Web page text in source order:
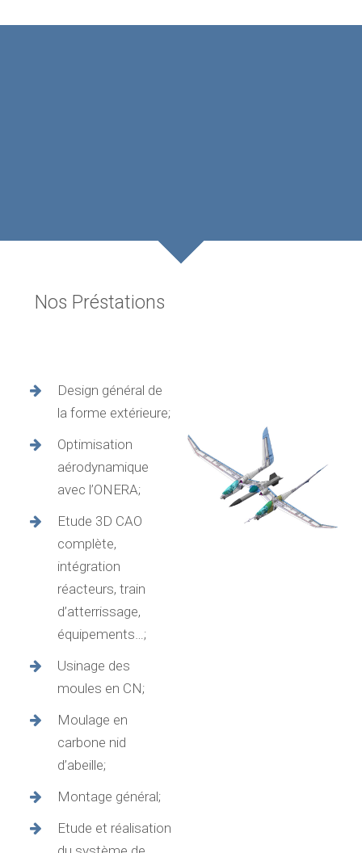
Nos Préstations
Design général de
la forme extérieure;
Optimisation
aérodynamique
avec l’ONERA;
Etude 3D CAO
complète,
intégration
réacteurs, train
d’atterrissage,
équipements…;
Usinage des
moules en CN;
Moulage en
carbone nid
d’abeille;
Montage général;
Etude et réalisation